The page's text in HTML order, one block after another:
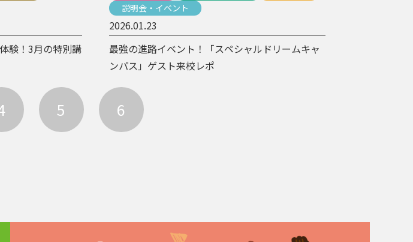
験！3月の特別講
説明会・イベント
2026.01.23
最強の進路イベント！「スペシャルドリームキャ
ンパス」ゲスト来校レポ
5 6